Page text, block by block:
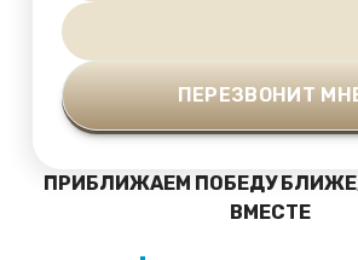
ПРИБЛИЖАЕМ ПОБЕДУ
ВМЕСТЕ